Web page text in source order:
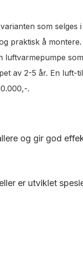
som selges
praktisk å
av 2-5 år. En luft-
.
og gir god
er utviklet